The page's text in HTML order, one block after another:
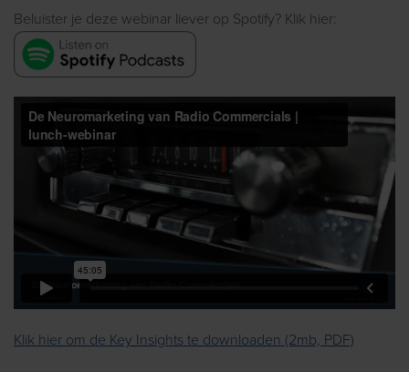
Beluister je deze webinar liever op Spotify? Klik hier:
Klik hier om de Key Insights te downloaden (2mb, PDF)